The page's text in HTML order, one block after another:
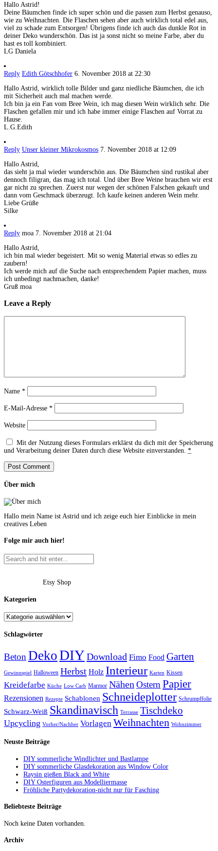
Hallo Astrid!
Deine Bäumchen finde ich super schön und die passen zum Herbst genauso,
wie zu Weihnachten. Die Flaschen sehen aber auch wirklich total edel aus,
viel zu schade zum Entsorgen! Übrigens finde ich auch das dunkle Rot in
deiner Deko wunderschön. Das ist ja sonst nicht so meine Farbe, aber du
hast es toll kombiniert.
LG Daniela
Reply Edith Götschhofer 6. November 2018 at 22:30
Hallo Astrid, wirklich tolle Bilder und ganz niedliche Bäumchen, die ich
mit Sicherheit auch mal machen werde.
Ich bin ja ein Fan vom Bree Wein, ich mag diesen Wein wirklich sehr. Die
Flaschen gefallen mir und ich habe immer einige Flaschen auf Vorrat zu
Hause.
L.G.Edith
Reply Unser kleiner Mikrokosmos 7. November 2018 at 12:09
Hallo Astrid,
das sieht ja mal wieder wunderschön aus. Die Bäumchen sind rustikal aber
dennoch filigran, das mag ich total. Und über Bree Weine brauchen wir erst
gar nicht zu sprechen. Zuerst nur wegen der schönen Falschen gekauft und
dann vom Geschmack überzeugt. Ich kaufe keinen anderen Wein mehr.
Liebe Grüße
Silke
Reply moa 7. November 2018 at 21:04
Hallo Astrid,
ich bin mal wieder begeistert. Mit so wenig Material etwas so edles zu
zaubern!
Ich werde mich auf die Suche nach entsprechendem Papier machen, muss
ich unbedingt nachmachen, danke!
Gruß moa
Leave a Reply
Name *
E-Mail-Adresse *
Website
Mit der Nutzung dieses Formulars erklärst du dich mit der Speicherung
und Verarbeitung deiner Daten durch diese Website einverstanden. *
Über mich
Hallo mein Name ist Astrid und ich zeige euch hier Einblicke in mein
creatives Leben
Folge mir auch hier!
Etsy Shop
Kategorien
Schlagwörter
BetonDekoDIYDownload Fimo Food Garten
Gewinnspiel Halloween Herbst Holz Interieur Karten Kissen
Kreidefarbe Küche Low Carb Marmor NähenOsternPapier
Rezensionen Rezepte Schablonen Schneideplotter Schrumpffolie
Schwarz-Weiß Skandinavisch Terrasse Tischdeko
Upcycling Vorher/Nachher Vorlagen Weihnachten Wohnzimmer
Neuste Beiträge
DIY sommerliche Windlichter und Bastlampe
DIY sommerliche Glasdekoration aus Window Color
Raysin gießen Black and White
DIY Osterfiguren aus Modelliermasse
Fröhliche Partydekoration-nicht nur für Fasching
Beliebteste Beiträge
Noch keine Daten vorhanden.
Archiv